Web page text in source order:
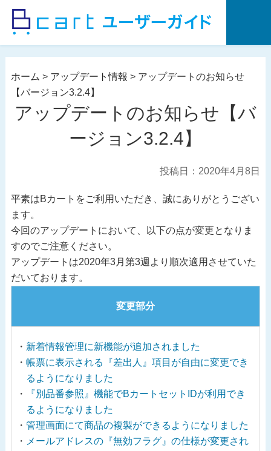
ホーム > アップデート情報 > アップデートのお知らせ
【バージョン3.2.4】
アップデートのお知らせ【バ
ージョン3.2.4】
投稿日：2020年4月8日
平素はBカートをご利用いただき、誠にありがとうござい
ます。
今回のアップデートにおいて、以下の点が変更となりま
すのでご注意ください。
アップデートは2020年3月第3週より順次適用させていた
だいております。
変更部分
新着情報管理に新機能が追加されました
帳票に表示される『差出人』項目が自由に変更でき
るようになりました
『別品番参照』機能でBカートセットIDが利用でき
るようになりました
管理画面にて商品の複製ができるようになりました
メールアドレスの『無効フラグ』の仕様が変更され